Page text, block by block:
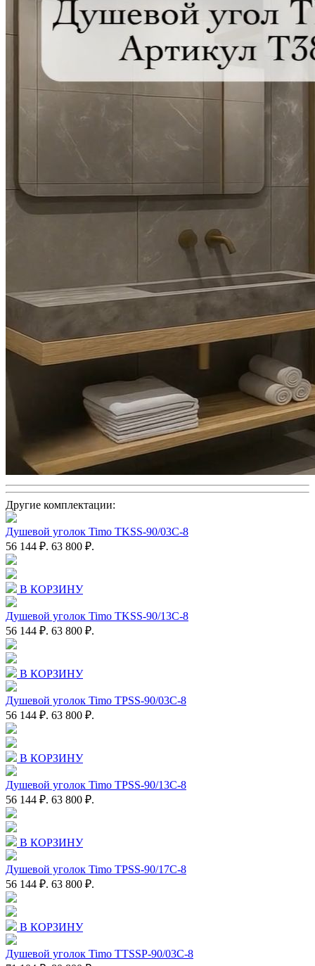
Другие комплектации:
Душевой уголок Timo TKSS-90/03C-8
56 144 ₽. 63 800 ₽.
В КОРЗИНУ
Душевой уголок Timo TKSS-90/13C-8
56 144 ₽. 63 800 ₽.
В КОРЗИНУ
Душевой уголок Timo TPSS-90/03C-8
56 144 ₽. 63 800 ₽.
В КОРЗИНУ
Душевой уголок Timo TPSS-90/13C-8
56 144 ₽. 63 800 ₽.
В КОРЗИНУ
Душевой уголок Timo TPSS-90/17C-8
56 144 ₽. 63 800 ₽.
В КОРЗИНУ
Душевой уголок Timo TTSSP-90/03C-8